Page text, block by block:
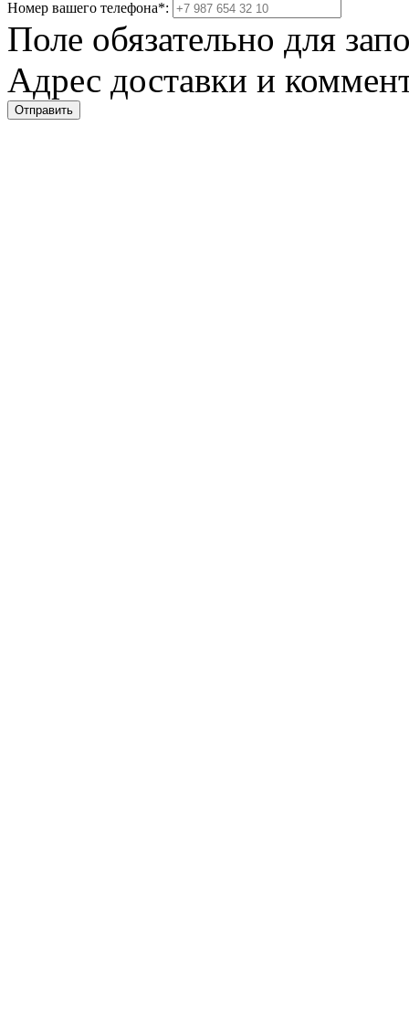
Номер вашего телефона*:
Поле обязательно для
Адрес доставки и